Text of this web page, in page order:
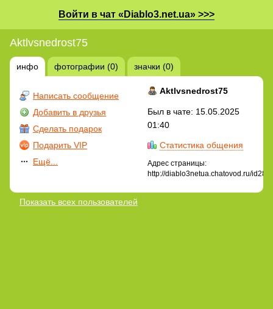
Войти в чат «Diablo3.net.ua» >>>
Aktlvsnedrost75
инфо фотографии (0) значки (0)
Написать сообщение
Добавить в друзья
Сделать подарок
Подарить VIP
Ещё...
Aktlvsnedrost75
Был в чате: 15.05.2025
01:40
Статистика общения
Адрес страницы:
http://diablo3netua.chatovod.ru/
Показать всех пользователей